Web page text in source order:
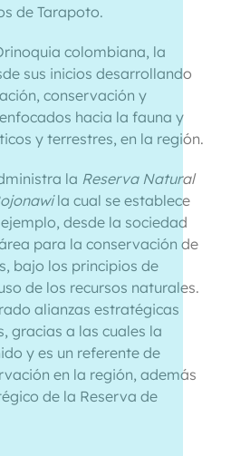
de Tarapoto.
colombiana, la
sus inicios desarrollando
conservación y
hacia la fauna y
y terrestres, en la región.
la Reserva Natural
la cual se establece
desde la sociedad
para la conservación de
bajo los principios de
de los recursos naturales.
alianzas estratégicas
gracias a las cuales la
y es un referente de
en la región, además
de la Reserva de